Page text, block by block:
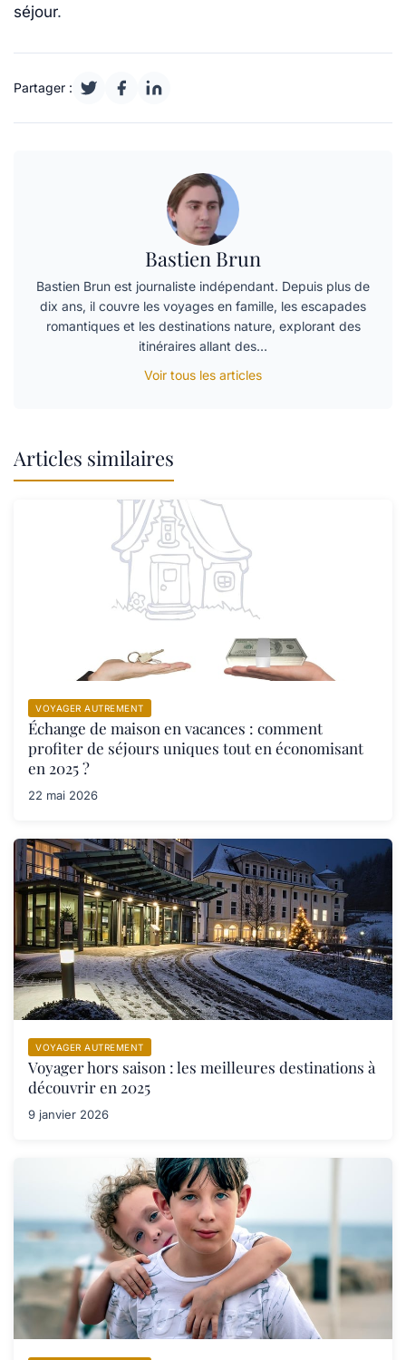
séjour.
Partager :
Bastien Brun
Bastien Brun est journaliste indépendant. Depuis plus de
dix ans, il couvre les voyages en famille, les escapades
romantiques et les destinations nature, explorant des
itinéraires allant des…
Voir tous les articles
Articles similaires
VOYAGER AUTREMENT
Échange de maison en vacances : comment
profiter de séjours uniques tout en économisant
en 2025 ?
22 mai 2026
VOYAGER AUTREMENT
Voyager hors saison : les meilleures destinations à
découvrir en 2025
9 janvier 2026